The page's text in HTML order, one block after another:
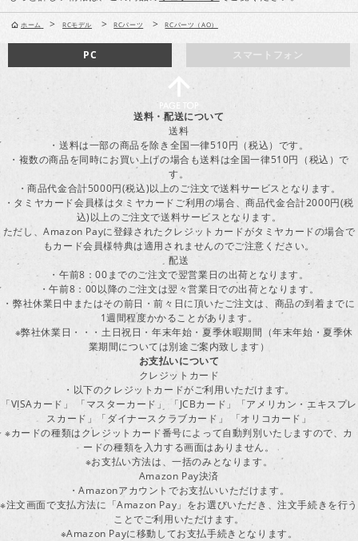
ホーム > RCモデル > RCパーツ > RCパーツ（AO）
スマートフォン
PC
送料・配送について
送料
・送料は一部の商品を除き全国一律510円（税込）です。
・複数の商品を同時にお買い上げの場合も送料は全国一律510円（税込）で
す。
・商品代金合計5000円(税込)以上のご注文で送料サービスとなります。
・タミヤカード会員様はタミヤカードご利用の場合、商品代金合計2000円(税
込)以上のご注文で送料サービスとなります。
ただし、Amazon Payに登録されたクレジットカードがタミヤカードの場合で
もカード会員様特典は適用されませんのでご注意ください。
配送
・午前8：00までのご注文で翌営業日の出荷となります。
・午前8：00以降のご注文は翌々営業日での出荷となります。
・弊社休業日中またはその前日・前々日に頂いたご注文は、商品の到着までに
1週間程度かかることがあります。
※弊社休業日・・・土日祝日・年末年始・夏季休暇期間（年末年始・夏季休
業期間については別途ご案内致します）
お支払いについて
クレジットカード
・以下のクレジットカードがご利用いただけます。
「VISAカード」 「マスターカード」 「JCBカード」「アメリカン・エキスプレ
スカード」「ダイナースクラブカード」 「オリコカード」
※カードの種類はクレジットカード番号によって自動判別いたしますので、カ
ードの種類を入力する画面はありません。
※お支払い方法は、一括のみとなります。
Amazon Pay決済
・Amazonアカウントでお支払いいただけます。
※注文画面で支払方法に「Amazon Pay」をお選びいただき、注文手続きを行う
ことでご利用いただけます。
※Amazon Payに移動してお支払手続きとなります。